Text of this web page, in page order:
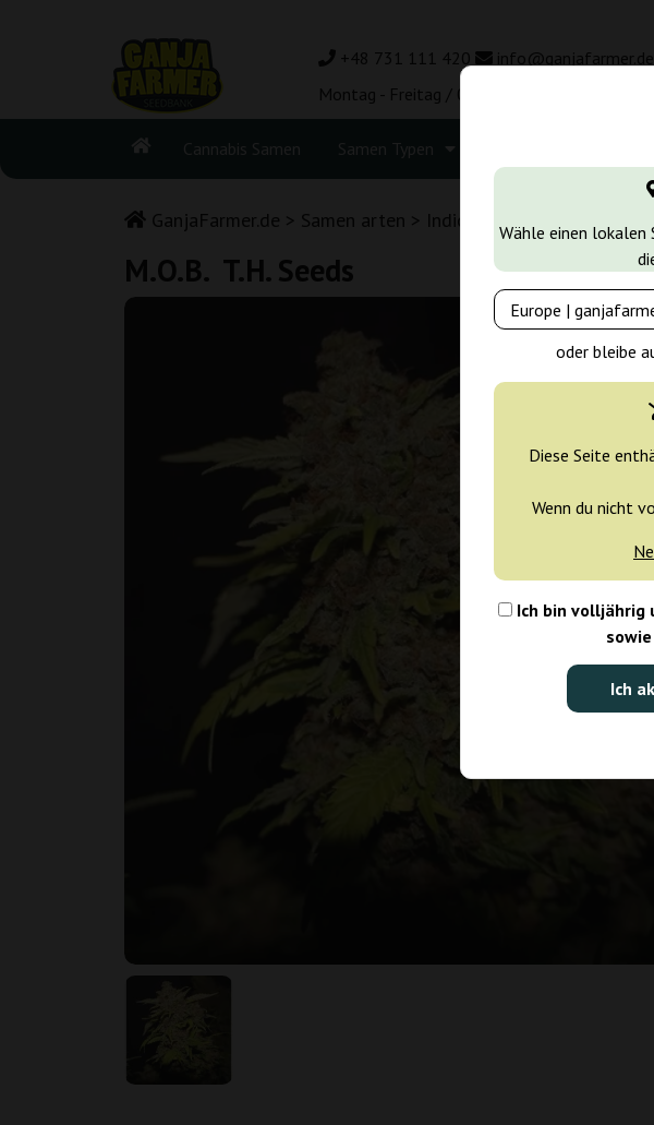
Wähle einen lokalen
oder bleibe
Diese Seite
Wenn du nicht
Ich bin volljährig
Ich
+48 731 111 420
info@ganjafarmer.de
Montag - Freitag / 08:00 - 16:00
Cannabis Samen Samen Typen
GanjaFarmer.de Samen arten Indica samen
M.O.B. T.H. Seeds